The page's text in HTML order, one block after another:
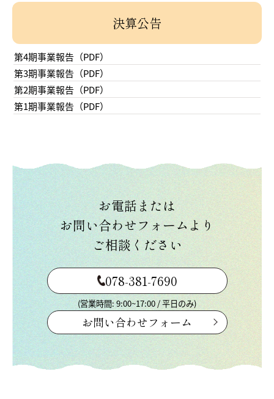
決算公告
第4期事業報告（PDF）
第3期事業報告（PDF）
第2期事業報告（PDF）
第1期事業報告（PDF）
お電話または
お問い合わせフォームより
ご相談ください
078-381-7690
(営業時間: 9:00~17:00 / 平日のみ)
お問い合わせフォーム